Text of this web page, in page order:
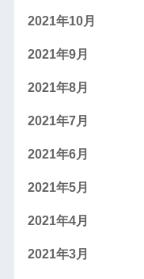
2021年10月
2021年9月
2021年8月
2021年7月
2021年6月
2021年5月
2021年4月
2021年3月